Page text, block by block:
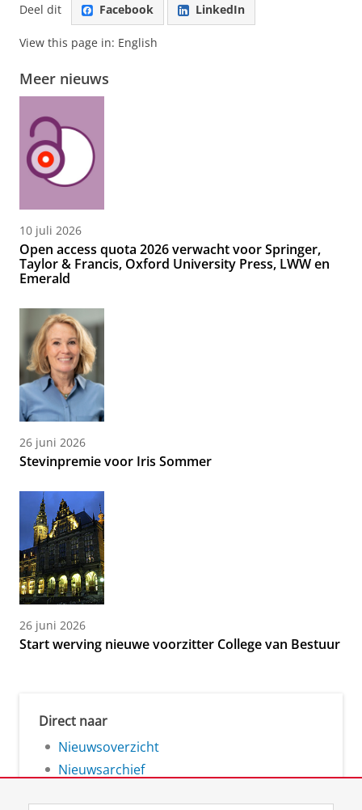
Deel dit Facebook LinkedIn
View this page in: English
Meer nieuws
10 juli 2026
Open access quota 2026 verwacht voor Springer,
Taylor & Francis, Oxford University Press, LWW en
Emerald
26 juni 2026
Stevinpremie voor Iris Sommer
26 juni 2026
Start werving nieuwe voorzitter College van Bestuur
Direct naar
Nieuwsoverzicht
Nieuwsarchief